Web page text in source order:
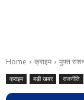
Home क्राइम मुफ्त
क्राइम बड़ी खबर राजनीति